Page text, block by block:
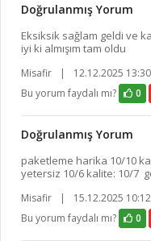
Doğrulanmış Yorum
Eksiksik sağlam geldi ve
iyi ki almışım tam oldu
Misafir |
12.12.2025 13:30
Bu yorum faydalı mı?
0
Doğrulanmış Yorum
paketleme harika 10/10
yetersiz 10/6 kalite: 10/7
Misafir |
15.12.2025 10:12
Bu yorum faydalı mı?
0